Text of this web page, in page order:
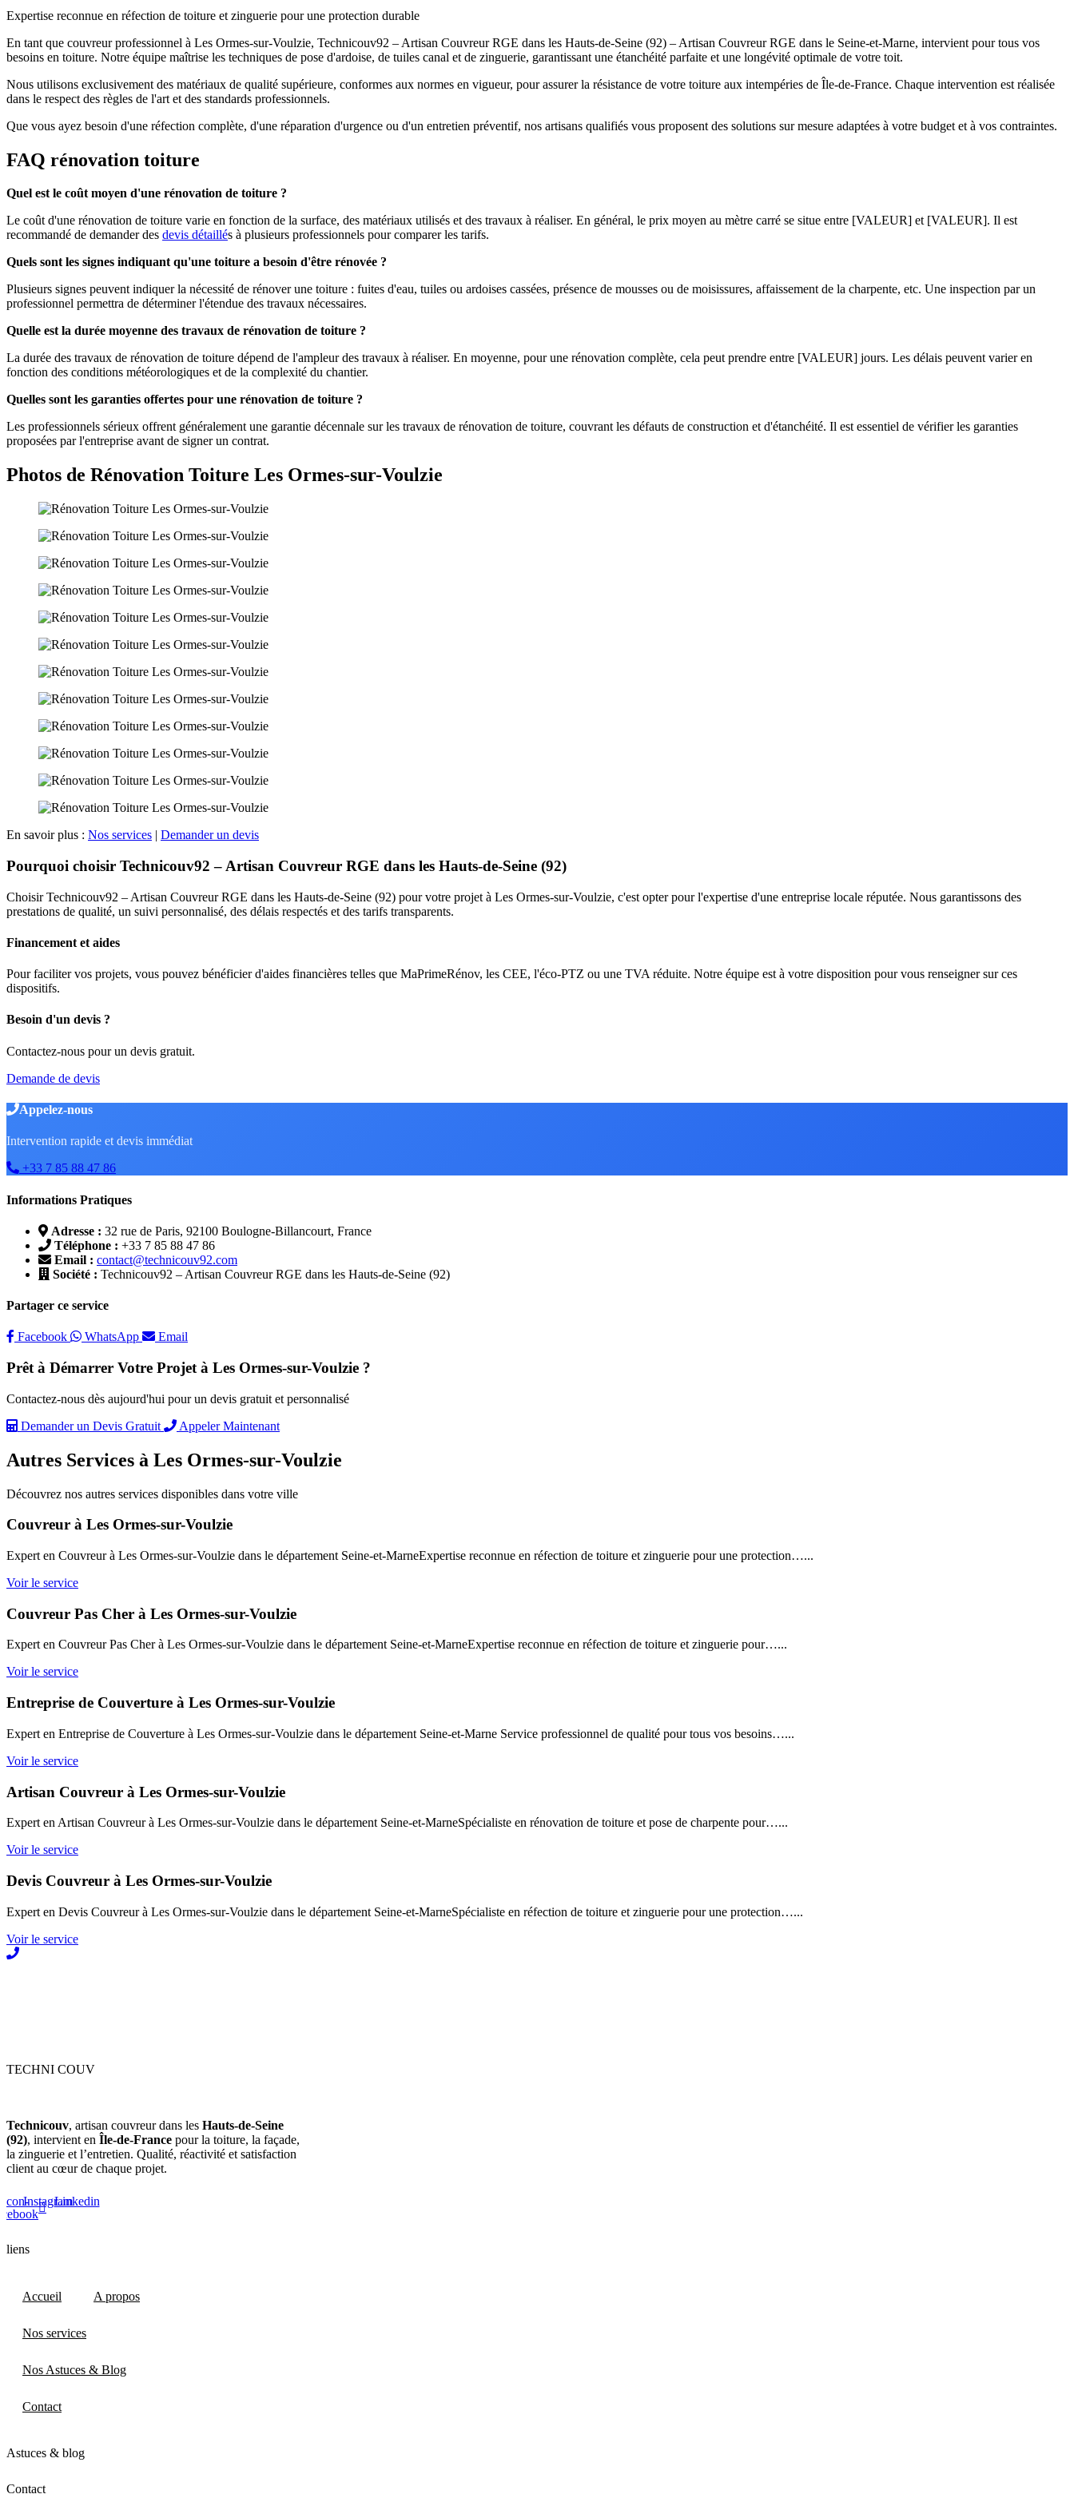
Expertise reconnue en réfection de toiture et zinguerie pour une protection durable
En tant que couvreur professionnel à Les Ormes-sur-Voulzie, Technicouv92 – Artisan Couvreur RGE dans les Hauts-de-Seine (92) – Artisan Couvreur RGE dans le Seine-et-Marne, intervient pour tous vos
besoins en toiture. Notre équipe maîtrise les techniques de pose d'ardoise, de tuiles canal et de zinguerie, garantissant une étanchéité parfaite et une longévité optimale de votre toit.
Nous utilisons exclusivement des matériaux de qualité supérieure, conformes aux normes en vigueur, pour assurer la résistance de votre toiture aux intempéries de Île-de-France. Chaque intervention est réalisée
dans le respect des règles de l'art et des standards professionnels.
Que vous ayez besoin d'une réfection complète, d'une réparation d'urgence ou d'un entretien préventif, nos artisans qualifiés vous proposent des solutions sur mesure adaptées à votre budget et à vos contraintes.
FAQ rénovation toiture
Quel est le coût moyen d'une rénovation de toiture ?
Le coût d'une rénovation de toiture varie en fonction de la surface, des matériaux utilisés et des travaux à réaliser. En général, le prix moyen au mètre carré se situe entre [VALEUR] et [VALEUR]. Il est
recommandé de demander des devis détaillés à plusieurs professionnels pour comparer les tarifs.
Quels sont les signes indiquant qu'une toiture a besoin d'être rénovée ?
Plusieurs signes peuvent indiquer la nécessité de rénover une toiture : fuites d'eau, tuiles ou ardoises cassées, présence de mousses ou de moisissures, affaissement de la charpente, etc. Une inspection par un
professionnel permettra de déterminer l'étendue des travaux nécessaires.
Quelle est la durée moyenne des travaux de rénovation de toiture ?
La durée des travaux de rénovation de toiture dépend de l'ampleur des travaux à réaliser. En moyenne, pour une rénovation complète, cela peut prendre entre [VALEUR] jours. Les délais peuvent varier en
fonction des conditions météorologiques et de la complexité du chantier.
Quelles sont les garanties offertes pour une rénovation de toiture ?
Les professionnels sérieux offrent généralement une garantie décennale sur les travaux de rénovation de toiture, couvrant les défauts de construction et d'étanchéité. Il est essentiel de vérifier les garanties
proposées par l'entreprise avant de signer un contrat.
Photos de Rénovation Toiture Les Ormes-sur-Voulzie
En savoir plus : Nos services | Demander un devis
Pourquoi choisir Technicouv92 – Artisan Couvreur RGE dans les Hauts-de-Seine (92)
Choisir Technicouv92 – Artisan Couvreur RGE dans les Hauts-de-Seine (92) pour votre projet à Les Ormes-sur-Voulzie, c'est opter pour l'expertise d'une entreprise locale réputée. Nous garantissons des
prestations de qualité, un suivi personnalisé, des délais respectés et des tarifs transparents.
Financement et aides
Pour faciliter vos projets, vous pouvez bénéficier d'aides financières telles que MaPrimeRénov, les CEE, l'éco-PTZ ou une TVA réduite. Notre équipe est à votre disposition pour vous renseigner sur ces
dispositifs.
Besoin d'un devis ?
Contactez-nous pour un devis gratuit.
Demande de devis
Appelez-nous
Intervention rapide et devis immédiat
+33 7 85 88 47 86
Informations Pratiques
Adresse : 32 rue de Paris, 92100 Boulogne-Billancourt, France
Téléphone : +33 7 85 88 47 86
Email : contact@technicouv92.com
Société : Technicouv92 – Artisan Couvreur RGE dans les Hauts-de-Seine (92)
Partager ce service
Facebook WhatsApp Email
Prêt à Démarrer Votre Projet à Les Ormes-sur-Voulzie ?
Contactez-nous dès aujourd'hui pour un devis gratuit et personnalisé
Demander un Devis Gratuit
Appeler Maintenant
Autres Services à Les Ormes-sur-Voulzie
Découvrez nos autres services disponibles dans votre ville
Couvreur à Les Ormes-sur-Voulzie
Expert en Couvreur à Les Ormes-sur-Voulzie dans le département Seine-et-MarneExpertise reconnue en réfection de toiture et zinguerie pour une protection…...
Voir le service
Couvreur Pas Cher à Les Ormes-sur-Voulzie
Expert en Couvreur Pas Cher à Les Ormes-sur-Voulzie dans le département Seine-et-MarneExpertise reconnue en réfection de toiture et zinguerie pour…...
Voir le service
Entreprise de Couverture à Les Ormes-sur-Voulzie
Expert en Entreprise de Couverture à Les Ormes-sur-Voulzie dans le département Seine-et-Marne Service professionnel de qualité pour tous vos besoins…...
Voir le service
Artisan Couvreur à Les Ormes-sur-Voulzie
Expert en Artisan Couvreur à Les Ormes-sur-Voulzie dans le département Seine-et-MarneSpécialiste en rénovation de toiture et pose de charpente pour…...
Voir le service
Devis Couvreur à Les Ormes-sur-Voulzie
Expert en Devis Couvreur à Les Ormes-sur-Voulzie dans le département Seine-et-MarneSpécialiste en réfection de toiture et zinguerie pour une protection…...
Voir le service
TECHNI COUV
Technicouv, artisan couvreur dans les Hauts-de-Seine
(92), intervient en Île-de-France pour la toiture, la façade,
la zinguerie et l’entretien. Qualité, réactivité et satisfaction
client au cœur de chaque projet.
Icon-InstagramLinkedin
liens
Accueil A propos
Nos services
Nos Astuces & Blog
Contact
Astuces & blog
Contact